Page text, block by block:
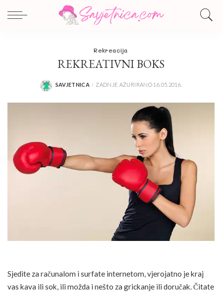
Rekreacija
REKREATIVNI BOKS
POSTED
SAVJETNICA ZADNJE AŽURIRANO 16.05.2016.
Sjedite za računalom i surfate internetom, vjerojatno je kraj
vas kava ili sok, ili možda i nešto za grickanje ili doručak. Čitate